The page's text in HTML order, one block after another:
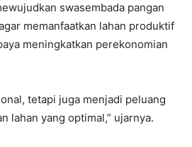
swasembada pangan
memanfaatkan lahan produktif
meningkatkan perekonomian
tetapi juga menjadi peluang
lahan yang optimal,” ujarnya.